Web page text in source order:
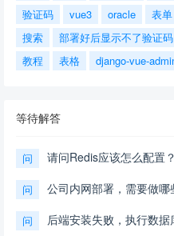
验证码
vue3 oracle 表单
搜索
部署好后显示不了验证码
教程
表格 django-vue-
等待解答
问 请问Redis应该怎么配置？
问 公司内网部署，需要做哪
问 后端安装失败，执行数